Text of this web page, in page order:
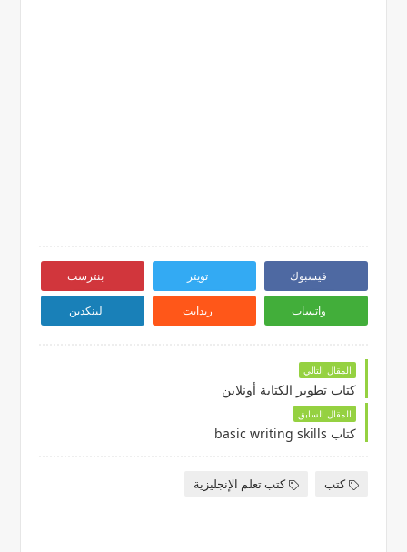
فيسبوك تويتر بنترست
واتساب ريدايت لينكدين
المقال التالي
كتاب تطوير الكتابة أونلاين
المقال السابق
كتاب basic writing skills
كتب كتب تعلم الإنجليزية